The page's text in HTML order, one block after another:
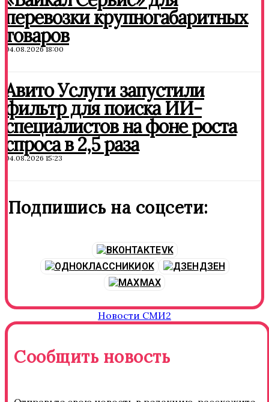
перевозки крупногабаритных
товаров
04.08.2026 18:00
Авито Услуги запустили
фильтр для поиска ИИ-
специалистов на фоне роста
спроса в 2,5 раза
04.08.2026 15:23
Подпишись на соцсети:
VK
OK
ДЗЕН
MAX
Новости СМИ2
Сообщить новость